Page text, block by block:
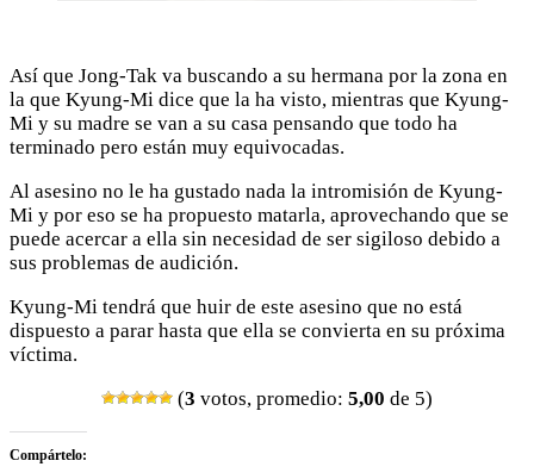
Así que Jong-Tak va buscando a su hermana por la zona en
la que Kyung-Mi dice que la ha visto, mientras que Kyung-
Mi y su madre se van a su casa pensando que todo ha
terminado pero están muy equivocadas.
Al asesino no le ha gustado nada la intromisión de Kyung-
Mi y por eso se ha propuesto matarla, aprovechando que se
puede acercar a ella sin necesidad de ser sigiloso debido a
sus problemas de audición.
Kyung-Mi tendrá que huir de este asesino que no está
dispuesto a parar hasta que ella se convierta en su próxima
víctima.
(3 votos, promedio: 5,00 de 5)
Compártelo: